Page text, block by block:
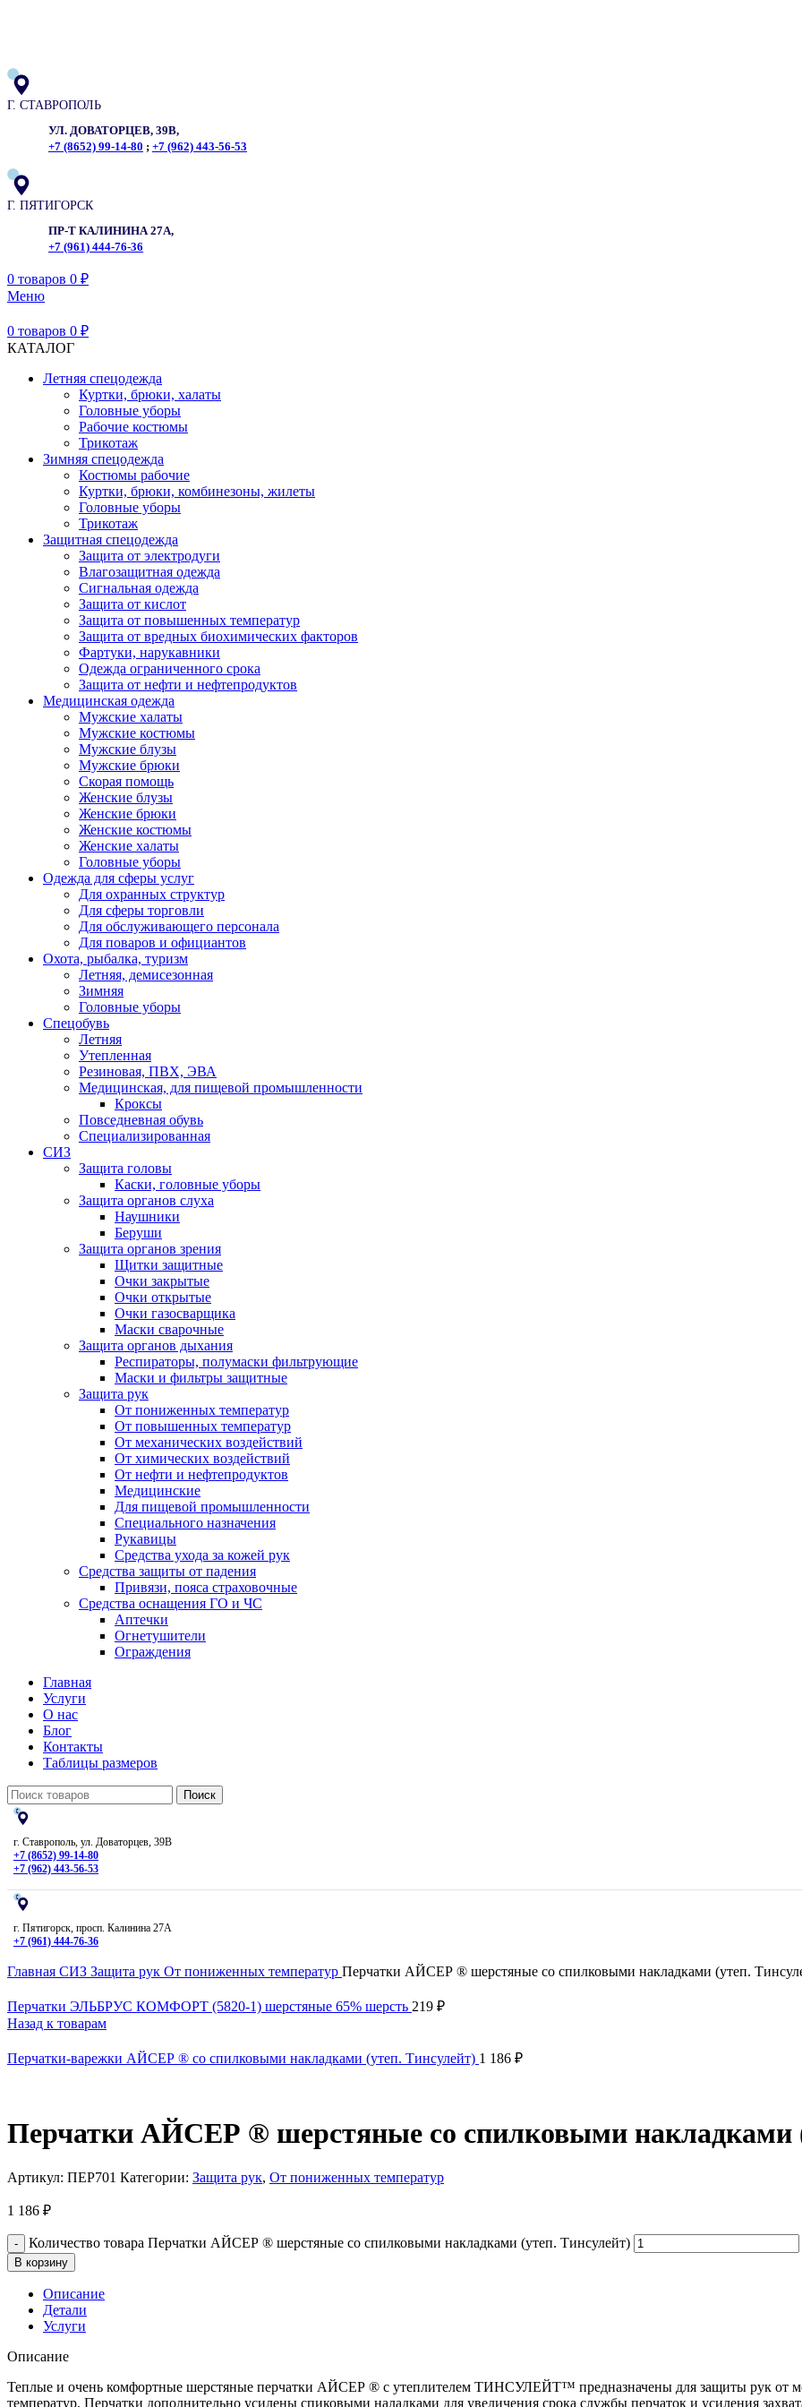
Г. СТАВРОПОЛЬ
УЛ. ДОВАТОРЦЕВ, 39В,
+7 (8652) 99-14-80 ; +7 (962) 443-56-53
Г. ПЯТИГОРСК
ПР-Т КАЛИНИНА 27А,
+7 (961) 444-76-36
0 товаров 0 ₽
Меню
0 товаров 0 ₽
КАТАЛОГ
Летняя спецодежда
Куртки, брюки, халаты
Головные уборы
Рабочие костюмы
Трикотаж
Зимняя спецодежда
Костюмы рабочие
Куртки, брюки, комбинезоны, жилеты
Головные уборы
Трикотаж
Защитная спецодежда
Защита от электродуги
Влагозащитная одежда
Сигнальная одежда
Защита от кислот
Защита от повышенных температур
Защита от вредных биохимических факторов
Фартуки, нарукавники
Одежда ограниченного срока
Защита от нефти и нефтепродуктов
Медицинская одежда
Мужские халаты
Мужские костюмы
Мужские блузы
Мужские брюки
Скорая помощь
Женские блузы
Женские брюки
Женские костюмы
Женские халаты
Головные уборы
Одежда для сферы услуг
Для охранных структур
Для сферы торговли
Для обслуживающего персонала
Для поваров и официантов
Охота, рыбалка, туризм
Летняя, демисезонная
Зимняя
Головные уборы
Спецобувь
Летняя
Утепленная
Резиновая, ПВХ, ЭВА
Медицинская, для пищевой промышленности
Кроксы
Повседневная обувь
Специализированная
СИЗ
Защита головы
Каски, головные уборы
Защита органов слуха
Наушники
Беруши
Защита органов зрения
Щитки защитные
Очки закрытые
Очки открытые
Очки газосварщика
Маски сварочные
Защита органов дыхания
Респираторы, полумаски фильтрующие
Маски и фильтры защитные
Защита рук
От пониженных температур
От повышенных температур
От механических воздействий
От химических воздействий
От нефти и нефтепродуктов
Медицинские
Для пищевой промышленности
Специального назначения
Рукавицы
Средства ухода за кожей рук
Средства защиты от падения
Привязи, пояса страховочные
Средства оснащения ГО и ЧС
Аптечки
Огнетушители
Ограждения
Главная
Услуги
О нас
Блог
Контакты
Таблицы размеров
Поиск
г. Ставрополь, ул. Доваторцев, 39В
+7 (8652) 99-14-80
+7 (962) 443-56-53
г. Пятигорск, просп. Калинина 27А
+7 (961) 444-76-36
Главная СИЗ Защита рук От пониженных температур Перчатки АЙСЕР ® шерстяные со спилковыми накладками (утеп.
Перчатки ЭЛЬБРУС КОМФОРТ (5820-1) шерстяные 65% шерсть 219 ₽
Назад к товарам
Перчатки-варежки АЙСЕР ® со спилковыми накладками (утеп. Тинсулейт) 1 186 ₽
Перчатки АЙСЕР ® шерстяные со спилковыми накладками
Артикул: ПЕР701 Категории: Защита рук, От пониженных температур
1 186 ₽
Количество товара Перчатки АЙСЕР ® шерстяные со спилковыми накладками (утеп. Тинсулейт)
В корзину
Описание
Детали
Услуги
Описание
Теплые и очень комфортные шерстяные перчатки АЙСЕР ® с утеплителем ТИНСУЛЕЙТ™ предназначены для защиты рук от
температур. Перчатки дополнительно усилены спиковыми наладками для увеличения срока службы перчаток и усиления